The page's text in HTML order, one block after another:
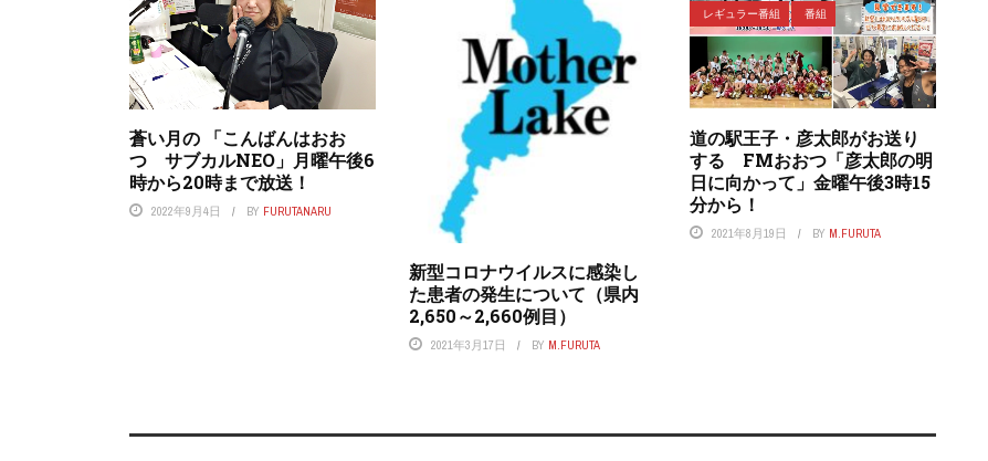
蒼い月の 「こんばんはおお
つ サブカルNEO」月曜午後6
時から20時まで放送！
2022年9月4日 BY FURUTANARU
新型コロナウイルスに感染し
た患者の発生について（県内
2,650～2,660例目）
2021年3月17日 BY M.FURUTA
レギュラー番組
番組
道の駅王子・彦太郎がお送り
する FMおおつ「彦太郎の明
日に向かって」金曜午後3時15
分から！
2021年8月19日 BY M.FURUTA